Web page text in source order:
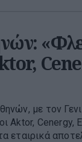
με τον
Aktor,
εταιρικά